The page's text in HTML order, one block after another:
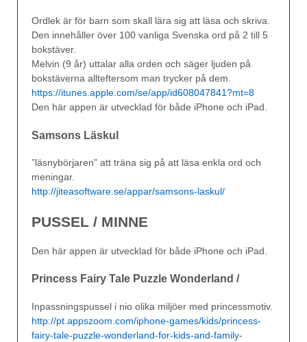
Ordlek är för barn som skall lära sig att läsa och skriva.
Den innehåller över 100 vanliga Svenska ord på 2 till 5
bokstäver.
Melvin (9 år) uttalar alla orden och säger ljuden på
bokstäverna allteftersom man trycker på dem.
https://itunes.apple.com/se/app/id608047841?mt=8
Den här appen är utvecklad för både iPhone och iPad.
Samsons Läskul
”läsnybörjaren” att träna sig på att läsa enkla ord och
meningar.
http://jiteasoftware.se/appar/samsons-laskul/
PUSSEL / MINNE
Den här appen är utvecklad för både iPhone och iPad.
Princess Fairy Tale Puzzle Wonderland /
Inpassningspussel i nio olika miljöer med princessmotiv.
http://pt.appszoom.com/iphone-games/kids/princess-
fairy-tale-puzzle-wonderland-for-kids-and-family-